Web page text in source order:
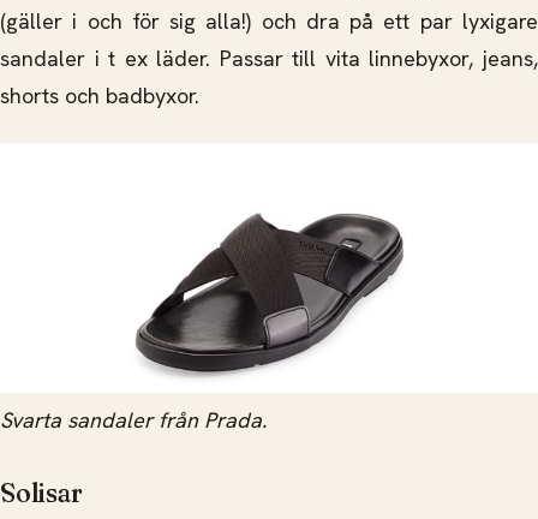
(gäller i och för sig alla!) och dra på ett par lyxigare
sandaler i t ex läder. Passar till vita linnebyxor, jeans,
shorts och badbyxor.
Svarta sandaler från Prada.
Solisar